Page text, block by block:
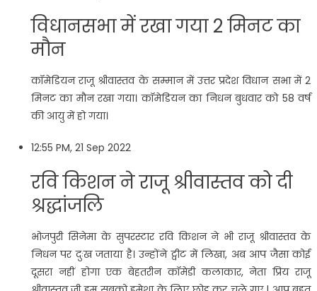
विधानसभा में रखा गया 2 मिनट का
मौन
कॉमेडियन राजू श्रीवास्तव के सम्मान में उत्तर प्रदेश विधान सभा में 2
मिनट का मौन रखा गया। कॉमेडियन का निधन बुधवार को 58 वर्ष
की आयु में हो गया।
12:55 PM, 21 Sep 2022
रवि किशन ने राजू श्रीवास्तव को दी
श्रद्धांजलि
भोजपुरी सिनेमा के सुपरस्टार रवि किशन ने भी राजू श्रीवास्तव के
निधन पर दुःख जताया है। उन्होंने ट्वीट में लिखा, अब आप जैसा कोई
दूसरा नहीं होगा एक बेहतरीन कॉमेडी कलाकार, नेता प्रिय राजू